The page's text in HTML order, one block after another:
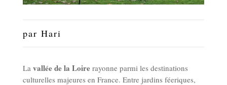
par Hari
La vallée de la Loire rayonne parmi les destinations
culturelles majeures en France. Entre jardins féeriques,